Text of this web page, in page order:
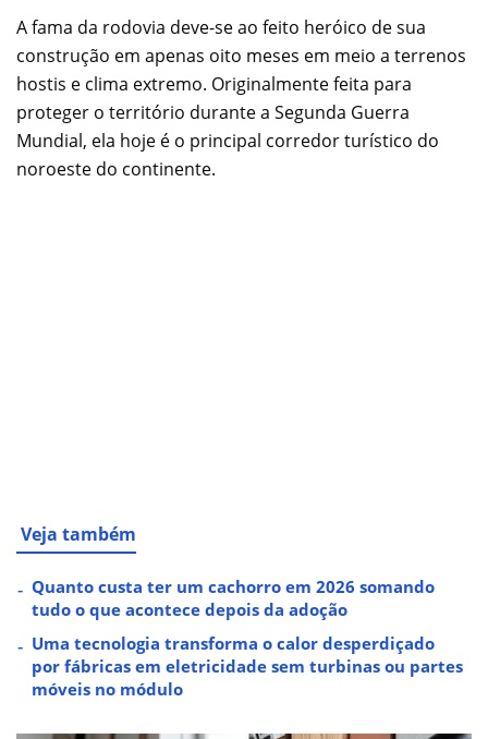
A fama da rodovia deve-se ao feito heróico de sua
construção em apenas oito meses em meio a terrenos
hostis e clima extremo. Originalmente feita para
proteger o território durante a Segunda Guerra
Mundial, ela hoje é o principal corredor turístico do
noroeste do continente.
Veja também
Quanto custa ter um cachorro em 2026 somando
tudo o que acontece depois da adoção
Uma tecnologia transforma o calor desperdiçado
por fábricas em eletricidade sem turbinas ou partes
móveis no módulo